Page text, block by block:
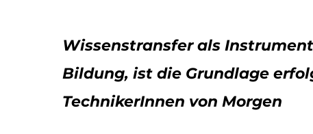
Wissenstransfer als
Bildung, ist die Grundlage
TechnikerInnen von Morgen